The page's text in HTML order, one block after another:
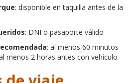
: disponible en taquilla antes de la
: DNI o pasaporte válido
: al menos 60 minutos
menos 2 horas antes con vehículo